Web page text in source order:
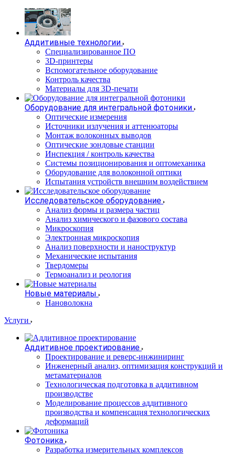
Аддитивные технологии
Специализированное ПО
3D-принтеры
Вспомогательное оборудование
Контроль качества
Материалы для 3D-печати
Оборудование для интегральной фотоники
Оптические измерения
Источники излучения и аттенюаторы
Монтаж волоконных выводов
Оптические зондовые станции
Инспекция / контроль качества
Системы позиционирования и оптомеханика
Оборудование для волоконной оптики
Испытания устройств внешним воздействием
Исследовательское оборудование
Анализ формы и размера частиц
Анализ химического и фазового состава
Микроскопия
Электронная микроскопия
Анализ поверхности и наноструктур
Механические испытания
Твердомеры
Термоанализ и реология
Новые материалы
Нановолокна
Услуги
Аддитивное проектирование
Проектирование и реверс-инжиниринг
Инженерный анализ, оптимизация конструкций и
метаматериалов
Технологическая подготовка в аддитивном
производстве
Моделирование процессов аддитивного
производства и компенсация технологических
деформаций
Фотоника
Разработка измерительных комплексов